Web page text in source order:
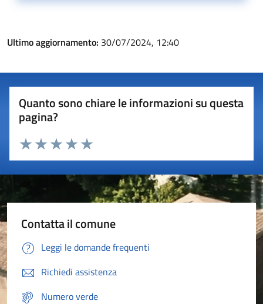
Ultimo aggiornamento: 30/07/2024, 12:40
Quanto sono chiare le informazioni su questa
pagina?
Valuta 5 stelle su 5
Valuta 4 stelle su 5
Valuta 3 stelle su 5
Valuta 2 stelle su 5
Valuta 1 stelle su 5
Contatta il comune
Leggi le domande frequenti
Richiedi assistenza
Numero verde